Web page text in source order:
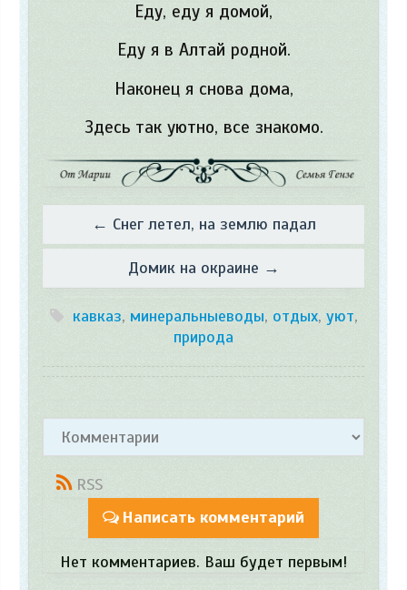
Еду, еду я домой,
Еду я в Алтай родной.
Наконец я снова дома,
Здесь так уютно, все знакомо.
← Снег летел, на землю падал
Домик на окраине →
кавказ, минеральныеводы, отдых, уют,
природа
RSS
Написать комментарий
Нет комментариев. Ваш будет первым!